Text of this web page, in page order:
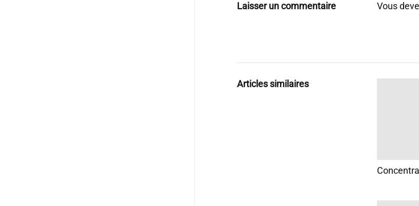
Laisser un commentaire Vous
Articles similaires